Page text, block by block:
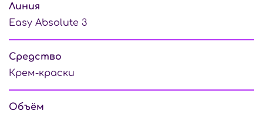
Линия
Easy Absolute 3
Средство
Крем-краски
Объём